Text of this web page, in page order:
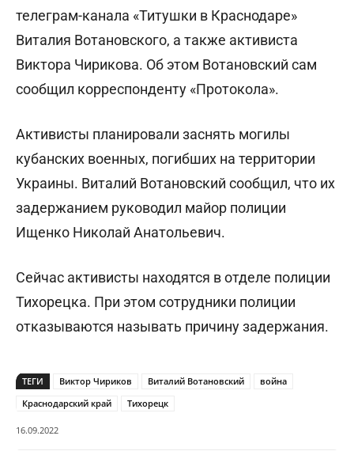
телеграм-канала «Титушки в Краснодаре»
Виталия Вотановского, а также активиста
Виктора Чирикова. Об этом Вотановский сам
сообщил корреспонденту «Протокола».
Активисты планировали заснять могилы
кубанских военных, погибших на территории
Украины. Виталий Вотановский сообщил, что их
задержанием руководил майор полиции
Ищенко Николай Анатольевич.
Сейчас активисты находятся в отделе полиции
Тихорецка. При этом сотрудники полиции
отказываются называть причину задержания.
ТЕГИ Виктор Чириков Виталий Вотановский
война
Краснодарский край
Тихорецк
16.09.2022